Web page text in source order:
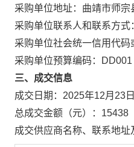
采购单位地址： 曲靖市师宗
采购单位联系人和联系方式
采购单位社会统一信用代码
采购单位预算编码：
DD001
三、成交信息
成交日期： 2025年12月23日
总成交金额（元）： 15438
成交供应商名称、联系地址